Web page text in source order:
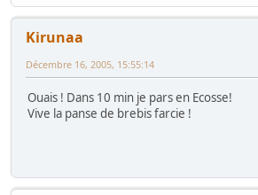
Kirunaa
Décembre 16, 2005, 15:55:14
Ouais ! Dans 10 min je pars en Ecosse!
Vive la panse de brebis farcie !